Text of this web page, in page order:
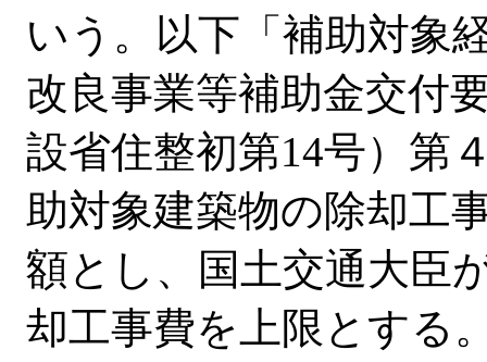
いう。以下「補助対象
改良事業等補助金交付
設省住整初第14号）第
助対象建築物の除却工
額とし、国土交通大臣
却工事費を上限とする